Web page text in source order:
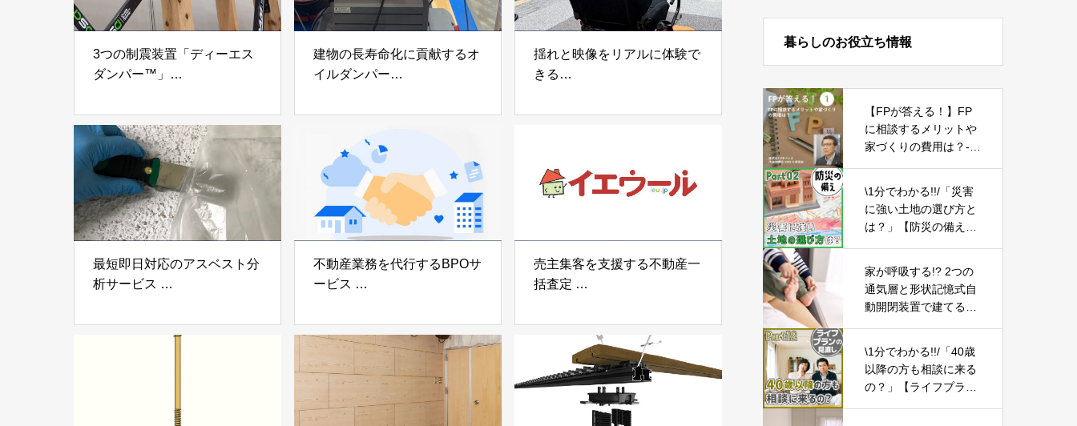
3つの制震装置「ディーエス
ダンパー™」
プ®」
アイディールブレーン株式会
社
建物の長寿命化に貢献するオ
イルダンパー
「evoltz」
揺れと映像をリアルに体験で
きる
「地震ザブトン」
最短即日対応のアスベスト分
析サービス
株式会社べスター
不動産業務を代行するBPOサ
ービス
らぶGROUP
売主集客を支援する不動産一
括査定
Speee
暮らしのお役立ち情報
【FPが答える！】FP
に相談するメリットや
家づくりの費用は？-P
\1分でわかる!!/「災害
に強い土地の選び方と
は？」【防災の備え
家が呼吸する!? 2つの
通気層と形状記憶式自
動開閉装置で建てる健
\1分でわかる!!/「40歳
以降の方も相談に来る
の？」【ライフプラン